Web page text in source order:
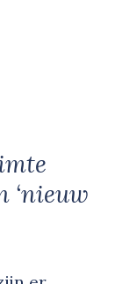
‘nieuw